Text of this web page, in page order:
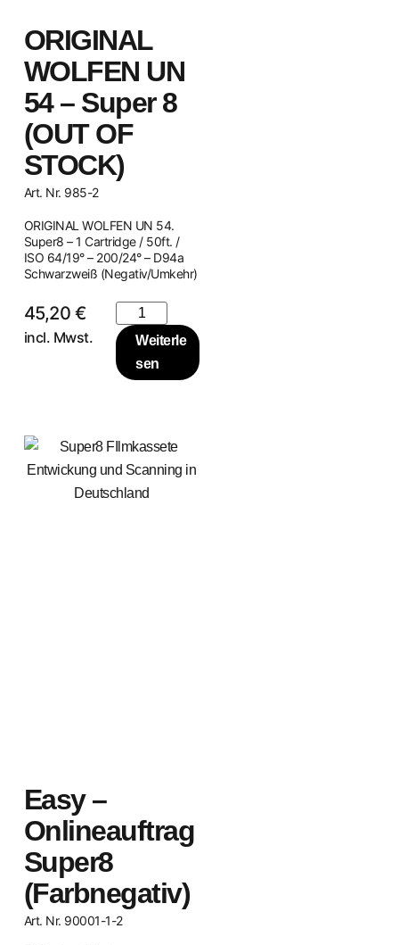
ORIGINAL
WOLFEN UN
54 – Super 8
(OUT OF
STOCK)
Art. Nr. 985-2
ORIGINAL WOLFEN UN 54.
Super8 – 1 Cartridge / 50ft. /
ISO 64/19° – 200/24° – D94a
Schwarzweiß (Negativ/Umkehr)
45,20 €
incl. Mwst.
Weiterle
sen
Easy –
Onlineauftrag
Super8
(Farbnegativ)
Art. Nr. 90001-1-2